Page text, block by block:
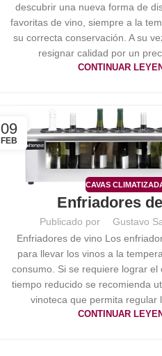
descubrir una nueva forma de
favoritas de vino, siempre a la
su correcta conservación. A su
resignar calidad por un
CONTINUAR
09
FEB
CAVAS
Enfriadores
Publicado por Gustavo
Enfriadores de vino Los
para llevar los vinos a la
consumo. Si se requiere lograr el
tiempo reducido se recomienda
vinoteca que permita regular
CONTINUAR